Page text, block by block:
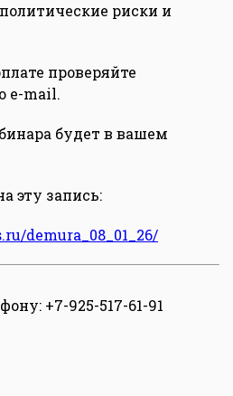
риски и
проверяйте
e-mail.
будет в вашем
эту запись:
demura_08_01_26/
+7-925-517-61-91